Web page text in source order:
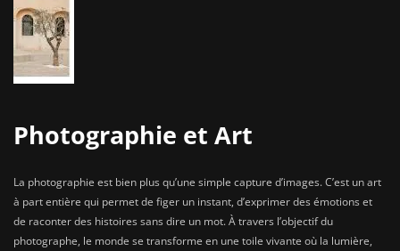
Photographie et Art
La photographie est bien plus qu’une simple capture d’images. C’est un art
à part entière qui permet de figer un instant, d’exprimer des émotions et
de raconter des histoires sans dire un mot. À travers l’objectif du
photographe, le monde se transforme en une toile vivante où la lumière,